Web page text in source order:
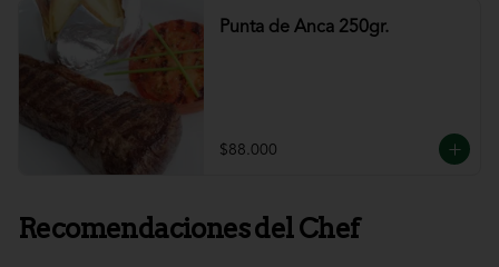
Punta de Anca 250gr.
$88.000
Recomendaciones del Chef